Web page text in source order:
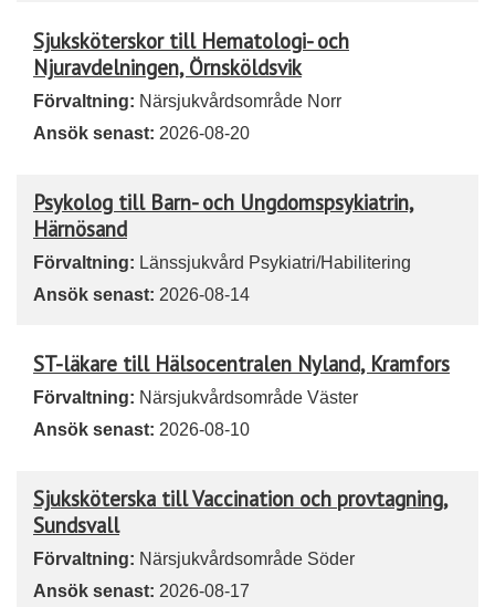
Sjuksköterskor till Hematologi- och
Njuravdelningen, Örnsköldsvik
Förvaltning: Närsjukvårdsområde Norr
Ansök senast: 2026-08-20
Psykolog till Barn- och Ungdomspsykiatrin,
Härnösand
Förvaltning: Länssjukvård Psykiatri/Habilitering
Ansök senast: 2026-08-14
ST-läkare till Hälsocentralen Nyland, Kramfors
Förvaltning: Närsjukvårdsområde Väster
Ansök senast: 2026-08-10
Sjuksköterska till Vaccination och provtagning,
Sundsvall
Förvaltning: Närsjukvårdsområde Söder
Ansök senast: 2026-08-17